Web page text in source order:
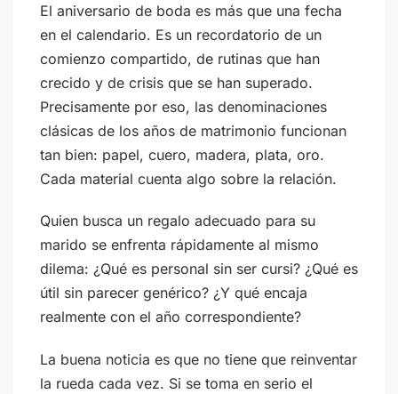
El aniversario de boda es más que una fecha
en el calendario. Es un recordatorio de un
comienzo compartido, de rutinas que han
crecido y de crisis que se han superado.
Precisamente por eso, las denominaciones
clásicas de los años de matrimonio funcionan
tan bien: papel, cuero, madera, plata, oro.
Cada material cuenta algo sobre la relación.
Quien busca un regalo adecuado para su
marido se enfrenta rápidamente al mismo
dilema: ¿Qué es personal sin ser cursi? ¿Qué es
útil sin parecer genérico? ¿Y qué encaja
realmente con el año correspondiente?
La buena noticia es que no tiene que reinventar
la rueda cada vez. Si se toma en serio el